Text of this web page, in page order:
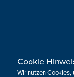
Sie haben
Cookie
Wir nutzen Cookies,